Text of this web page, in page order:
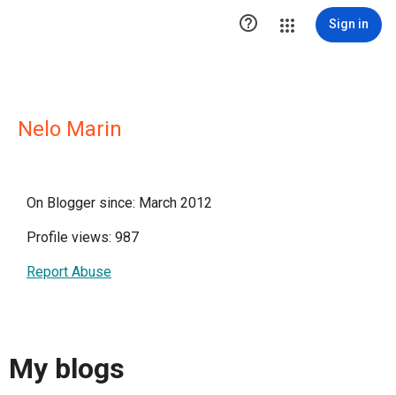
 Sign in
Nelo Marin
On Blogger since: March 2012
Profile views: 987
Report Abuse
My blogs